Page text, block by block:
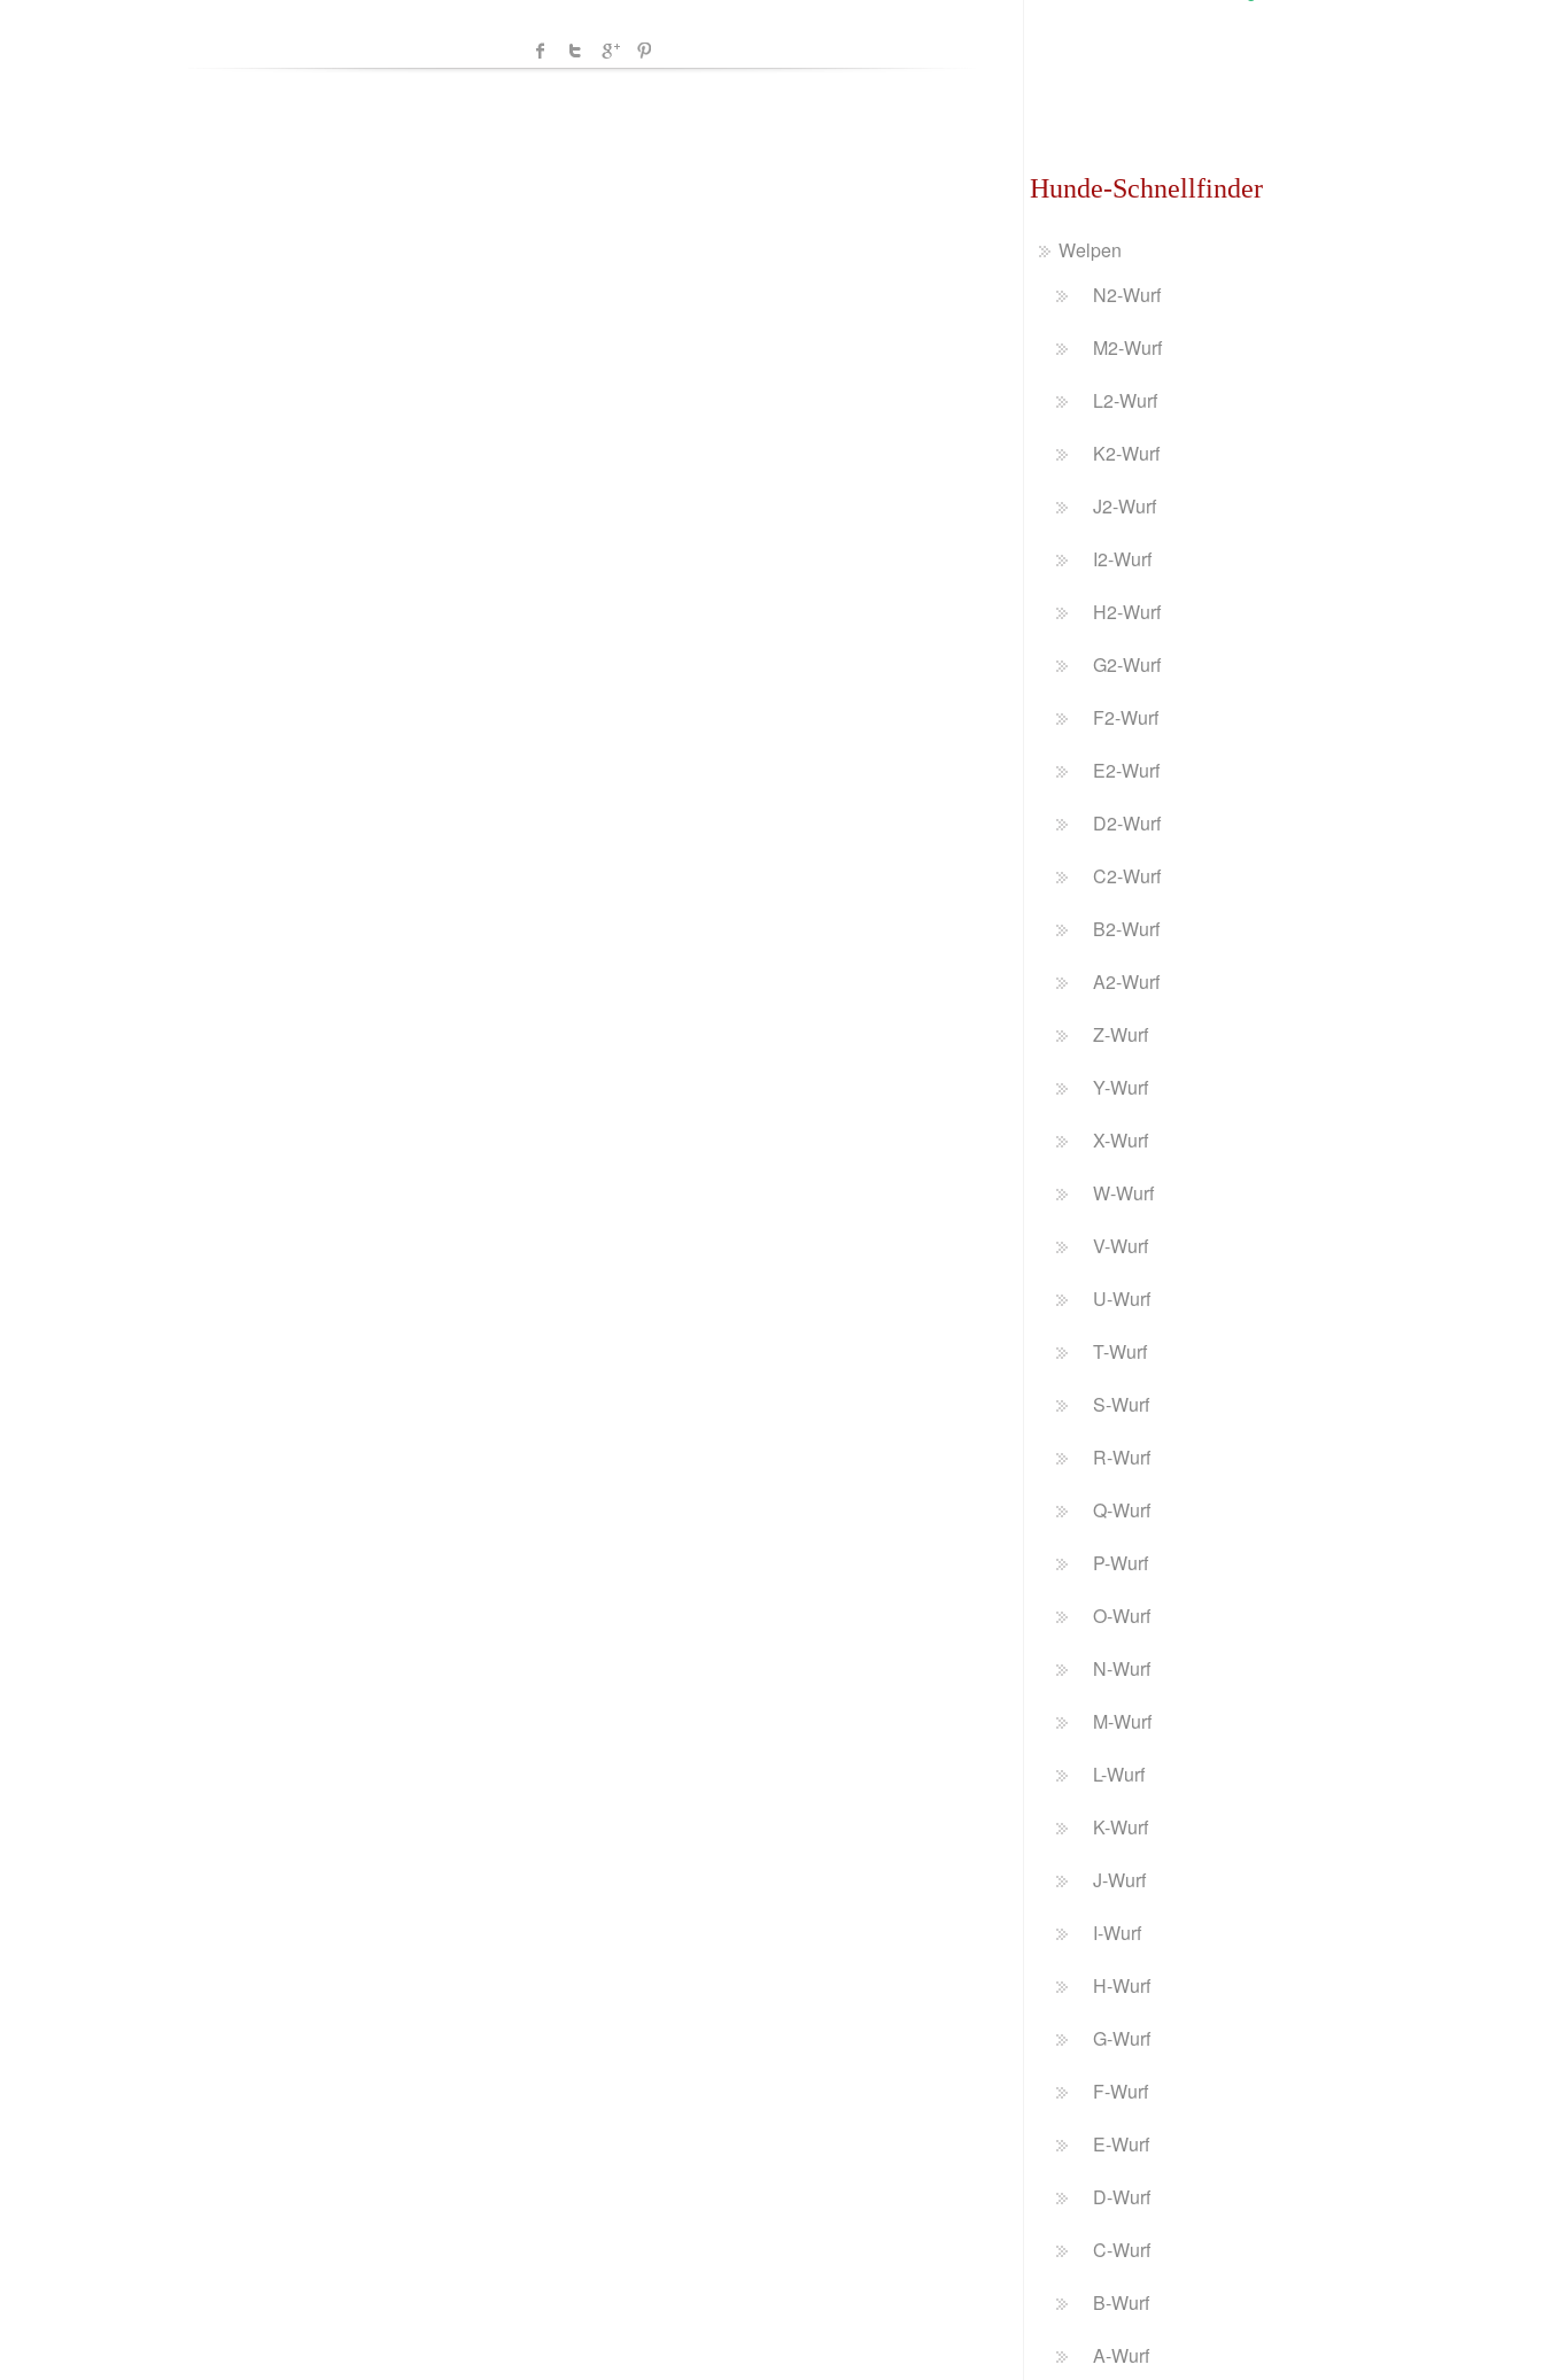
Hunde-Schnellfinder
Welpen
N2-Wurf
M2-Wurf
L2-Wurf
K2-Wurf
J2-Wurf
I2-Wurf
H2-Wurf
G2-Wurf
F2-Wurf
E2-Wurf
D2-Wurf
C2-Wurf
B2-Wurf
A2-Wurf
Z-Wurf
Y-Wurf
X-Wurf
W-Wurf
V-Wurf
U-Wurf
T-Wurf
S-Wurf
R-Wurf
Q-Wurf
P-Wurf
O-Wurf
N-Wurf
M-Wurf
L-Wurf
K-Wurf
J-Wurf
I-Wurf
H-Wurf
G-Wurf
F-Wurf
E-Wurf
D-Wurf
C-Wurf
B-Wurf
A-Wurf